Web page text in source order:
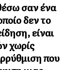
σαν ένα
δεν το
είναι
χωρίς
που